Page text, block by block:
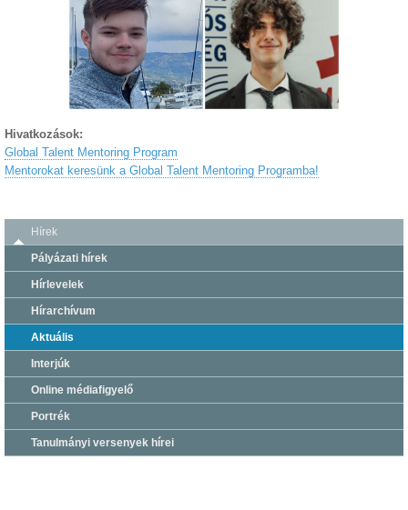
Hivatkozások:
Global Talent Mentoring Program
Mentorokat keresünk a Global Talent Mentoring Programba!
Hírek
Pályázati hírek
Hírlevelek
Hírarchívum
Aktuális
Interjúk
Online médiafigyelő
Portrék
Tanulmányi versenyek hírei